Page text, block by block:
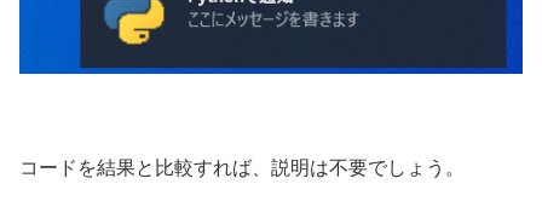
コードを結果と比較すれば、説明は不要でしょう。